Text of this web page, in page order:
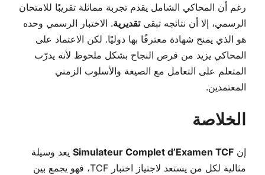
رغم أن المحاكي الشامل يقدم تجربة مماثلة تقريبًا للامتحان
الرسمي، إلا أن نتائجه تبقىتقديرية. الاختبار الرسمي وحده
هو الذي يمنح شهادة معترفًا بها دوليًا. لكن الاعتماد على
المحاكي يزيد من فرص النجاح بشكل ملحوظ لأنه يدرّب
المتعلم على التعامل مع الصيغة والأسلوب الزمني
المعتمدين.
الخلاصة
إن Simulateur Complet d’Examen TCF يعد وسيلة
مثالية لكل من يستعد لاجتياز اختبار TCF، فهو يجمع بين